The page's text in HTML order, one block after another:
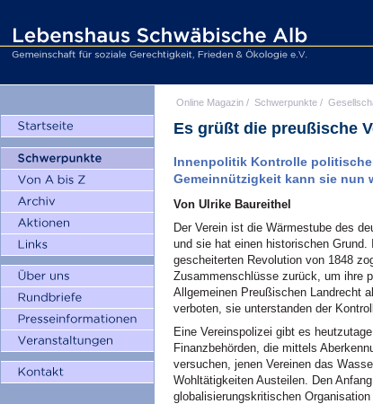
Online Magazin / Schwerpunkte /
Es grüßt die preußische
Innenpolitik Kontrolle
Gemeinnützigkeit kann sie nun
Von Ulrike Baureithel
Der Verein ist die Wärmestube des
und sie hat einen historischen
gescheiterten Revolution von 1848
Zusammenschlüsse zurück, um ihre
Allgemeinen Preußischen Landrecht
verboten, sie unterstanden der
Eine Vereinspolizei gibt es
Finanzbehörden, die mittels
versuchen, jenen Vereinen das
Wohltätigkeiten Austeilen. Den
globalisierungskritischen